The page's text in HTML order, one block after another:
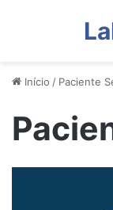
Início / Paciente